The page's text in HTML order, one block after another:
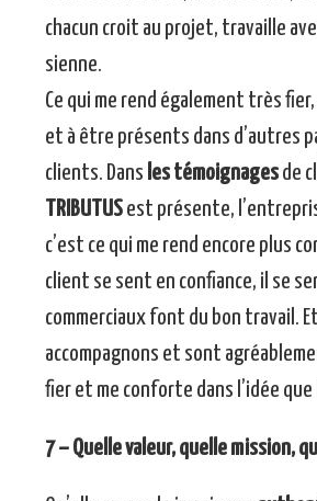
chacun croit au projet, travaille
sienne.
Ce qui me rend également très fier,
et à être présents dans d’autres
clients. Dans les témoignagesde
TRIBUTUSest présente,
c’est ce qui me rend encore plus
client se sent en confiance, il se
commerciaux font du bon travail.
accompagnons et sont
fier et me conforte dans l’idée
7 – Quelle valeur, quelle mission,